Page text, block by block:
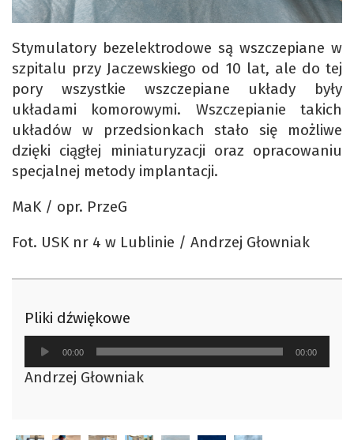
Stymulatory bezelektrodowe są wszczepiane w
szpitalu przy Jaczewskiego od 10 lat, ale do tej
pory wszystkie wszczepiane układy były
układami komorowymi. Wszczepianie takich
układów w przedsionkach stało się możliwe
dzięki ciągłej miniaturyzacji oraz opracowaniu
specjalnej metody implantacji.
MaK / opr. PrzeG
Fot. USK nr 4 w Lublinie / Andrzej Głowniak
Pliki dźwiękowe
Odtwarzacz
plików
dźwiękowych
00:00 00:00
Andrzej Głowniak